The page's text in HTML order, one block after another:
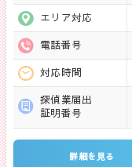
エリア対応
電話番号
対応時間
探偵業届出
証明番号
詳細を見る